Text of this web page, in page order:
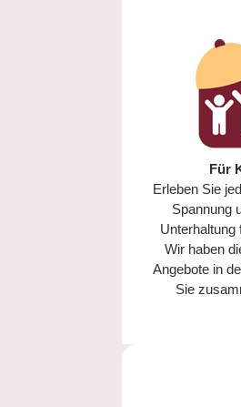
Für
Erleben Sie
Spannung
Unterhaltung
Wir haben
Angebote in
Sie